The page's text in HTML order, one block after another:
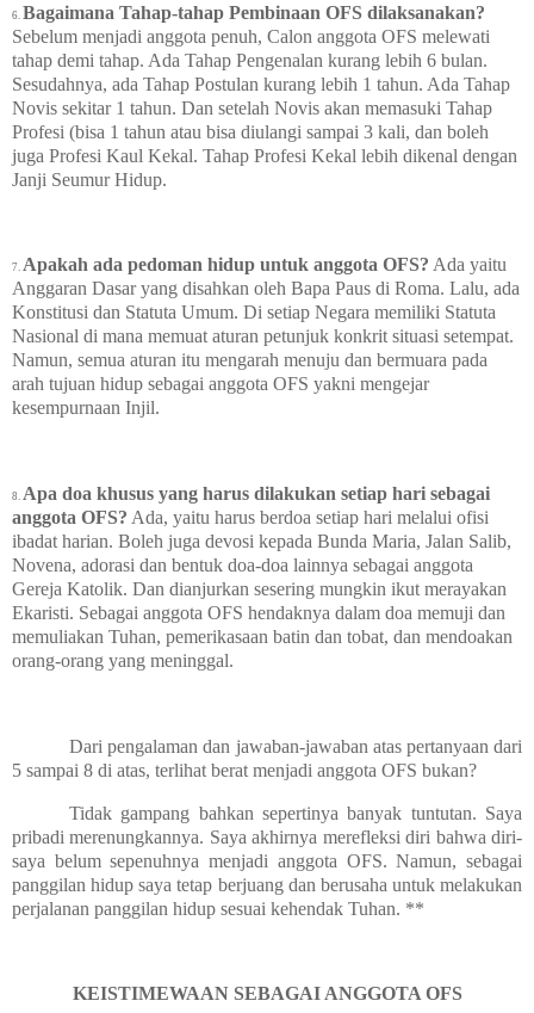
Bagaimana Tahap-tahap Pembinaan OFS dilaksanakan?
Sebelum menjadi anggota penuh, Calon anggota OFS melewati
tahap demi tahap. Ada Tahap Pengenalan kurang lebih 6 bulan.
Sesudahnya, ada Tahap Postulan kurang lebih 1 tahun. Ada Tahap
Novis sekitar 1 tahun. Dan setelah Novis akan memasuki Tahap
Profesi (bisa 1 tahun atau bisa diulangi sampai 3 kali, dan boleh
juga Profesi Kaul Kekal. Tahap Profesi Kekal lebih dikenal dengan
Janji Seumur Hidup.
Apakah ada pedoman hidup untuk anggota OFS? Ada yaitu
Anggaran Dasar yang disahkan oleh Bapa Paus di Roma. Lalu, ada
Konstitusi dan Statuta Umum. Di setiap Negara memiliki Statuta
Nasional di mana memuat aturan petunjuk konkrit situasi setempat.
Namun, semua aturan itu mengarah menuju dan bermuara pada
arah tujuan hidup sebagai anggota OFS yakni mengejar
kesempurnaan Injil.
Apa doa khusus yang harus dilakukan setiap hari sebagai
anggota OFS? Ada, yaitu harus berdoa setiap hari melalui ofisi
ibadat harian. Boleh juga devosi kepada Bunda Maria, Jalan Salib,
Novena, adorasi dan bentuk doa-doa lainnya sebagai anggota
Gereja Katolik. Dan dianjurkan sesering mungkin ikut merayakan
Ekaristi. Sebagai anggota OFS hendaknya dalam doa memuji dan
memuliakan Tuhan, pemerikasaan batin dan tobat, dan mendoakan
orang-orang yang meninggal.
Dari pengalaman dan jawaban-jawaban atas pertanyaan dari
5 sampai 8 di atas, terlihat berat menjadi anggota OFS bukan?
Tidak gampang bahkan sepertinya banyak tuntutan. Saya
pribadi merenungkannya. Saya akhirnya merefleksi diri bahwa diri-
saya belum sepenuhnya menjadi anggota OFS. Namun, sebagai
panggilan hidup saya tetap berjuang dan berusaha untuk melakukan
perjalanan panggilan hidup sesuai kehendak Tuhan. **
KEISTIMEWAAN SEBAGAI ANGGOTA OFS